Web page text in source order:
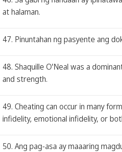
at halaman.
47. Pinuntahan ng pasyente ang
48. Shaquille O'Neal was a
and strength.
49. Cheating can occur in many
infidelity, emotional infidelity, or
50. Ang pag-asa ay maaaring